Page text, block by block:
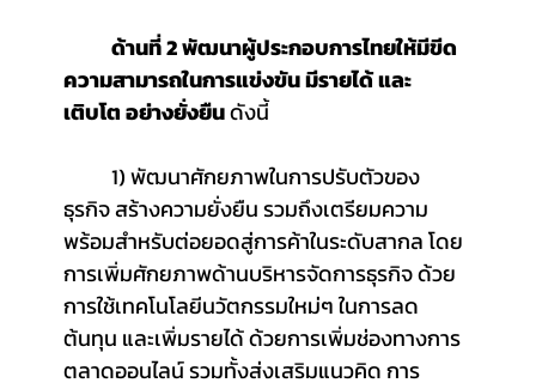
ด้านที่ 2 พัฒนาผู้ประกอบการไทยให้มีขีด
ความสามารถในการแข่งขัน มีรายได้ และ
เติบโต อย่างยั่งยืน ดังนี้
	1) พัฒนาศักยภาพในการปรับตัวของ
ธุรกิจ สร้างความยั่งยืน รวมถึงเตรียมความ
พร้อมสำหรับต่อยอดสู่การค้าในระดับสากล โดย
การเพิ่มศักยภาพด้านบริหารจัดการธุรกิจ ด้วย
การใช้เทคโนโลยีนวัตกรรมใหม่ๆ ในการลด
ต้นทุน และเพิ่มรายได้ ด้วยการเพิ่มช่องทางการ
ตลาดออนไลน์ รวมทั้งส่งเสริมแนวคิด การ